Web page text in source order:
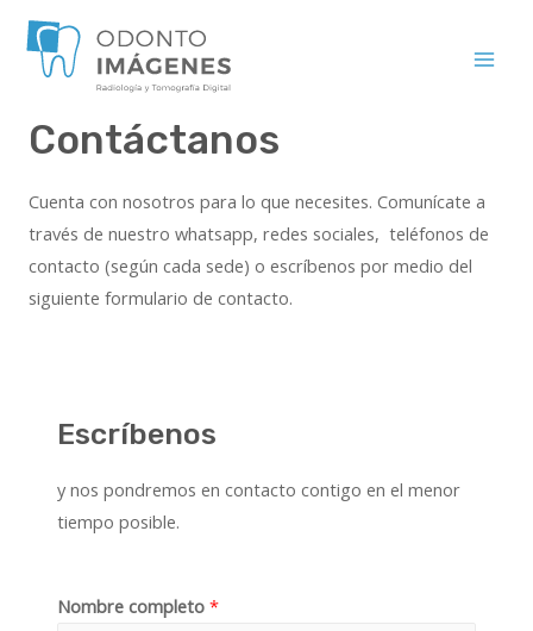
Contáctanos
Cuenta con nosotros para lo que necesites. Comunícate a
través de nuestro whatsapp, redes sociales, teléfonos de
contacto (según cada sede) o escríbenos por medio del
siguiente formulario de contacto.
Escríbenos
y nos pondremos en contacto contigo en el menor
tiempo posible.
Nombre completo *